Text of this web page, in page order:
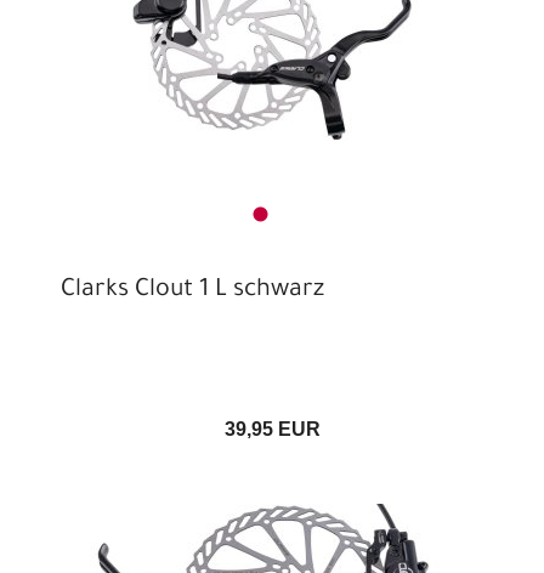
Clarks Clout 1 L schwarz
39,95 EUR